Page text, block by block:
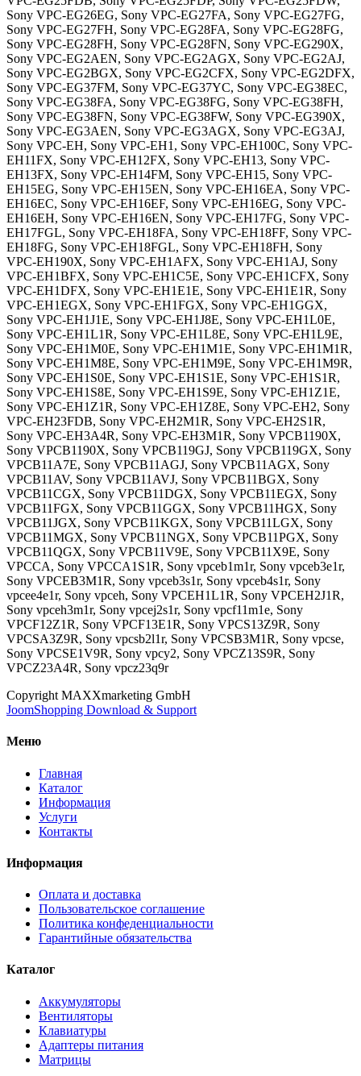
Copyright MAXXmarketing GmbH
JoomShopping Download & Support
Меню
Главная
Каталог
Информация
Услуги
Контакты
Информация
Оплата и доставка
Пользовательское соглашение
Политика конфеденциальности
Гарантийные обязательства
Каталог
Аккумуляторы
Вентиляторы
Клавиатуры
Адаптеры питания
Матрицы